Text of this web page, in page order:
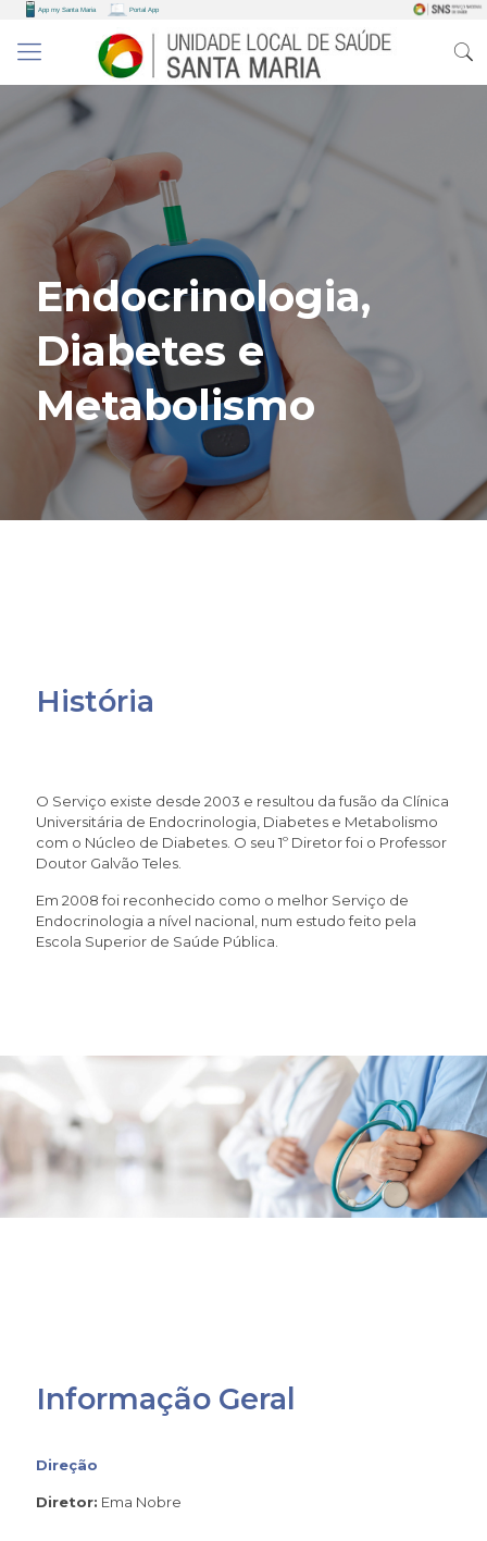
Endocrinologia,
Diabetes e
Metabolismo
História
O Serviço existe desde 2003 e resultou da fusão da Clínica
Universitária de Endocrinologia, Diabetes e Metabolismo
com o Núcleo de Diabetes. O seu 1º Diretor foi o Professor
Doutor Galvão Teles.
Em 2008 foi reconhecido como o melhor Serviço de
Endocrinologia a nível nacional, num estudo feito pela
Escola Superior de Saúde Pública.
Informação Geral
Direção
Diretor: Ema Nobre